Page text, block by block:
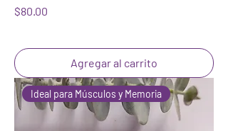
Precio
$80.00
Agregar al carrito
Ideal para Músculos y Memoria